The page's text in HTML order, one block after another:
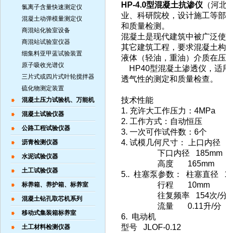
氯离子含量快速测定仪
混凝土动弹模量测定仪
商混站化验室设备
商混站试验室仪器
细集料亚甲蓝试验装置
原子吸收光谱仪
三片式或四片式叶轮搅拌器
硫化物测定装置
混凝土压力试验机、万能机
混凝土试验仪器
公路工程试验仪器
沥青检测仪器
水泥试验仪器
土工试验仪器
标养箱、养护箱、标养室
混凝土钻孔取芯机系列
移动式集装箱标养室
土工材料检测仪器
HP-4.0型混凝土抗渗仪 （河
业、科研院校，设计施工等
和质量检测。
混凝土是现代建筑中被广泛
其它建筑工程，要求混凝土
液体（轻油，重油）介质在
HP40型混凝土渗透仪，适
透气性的测定和质量检查。
技术性能
1. 充许大工作压力：4MPa
2. 工作方式：自动恒压
3. 一次可作试件数：6个
4. 试模几何尺寸： 上口内径
下口内径 185mm
高度 165mm
5.. 柱塞泵参数： 柱塞直径
行程 10mm
往复频率 154次/
流量 0.11升/分
6. 电动机
型号 JLOF-0.12